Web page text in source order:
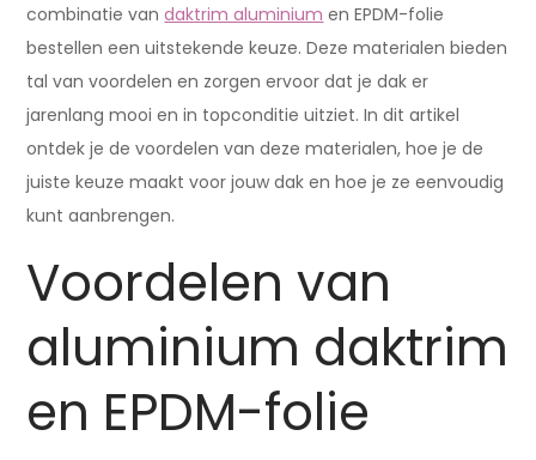
combinatie vandaktrim aluminium en EPDM-folie
bestellen een uitstekende keuze. Deze materialen bieden
tal van voordelen en zorgen ervoor dat je dak er
jarenlang mooi en in topconditie uitziet. In dit artikel
ontdek je de voordelen van deze materialen, hoe je de
juiste keuze maakt voor jouw dak en hoe je ze eenvoudig
kunt aanbrengen.
Voordelen van
aluminium daktrim
en EPDM-folie